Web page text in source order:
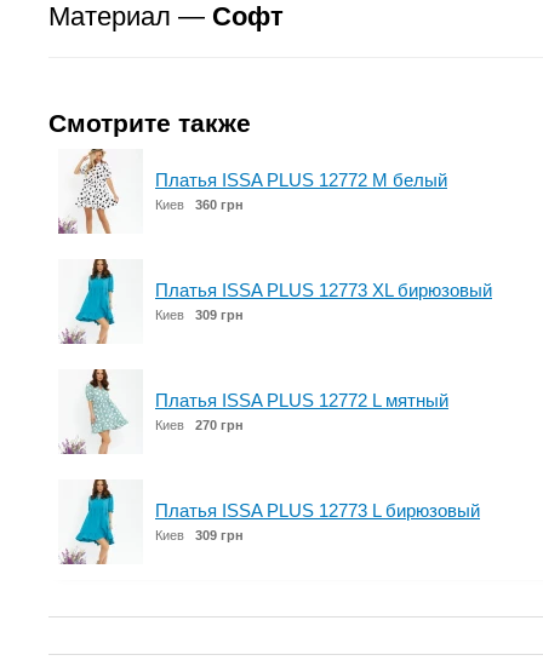
Материал — Софт
Смотрите также
Платья ISSA PLUS 12772 M белый
Киев 360 грн
Платья ISSA PLUS 12773 XL бирюзовый
Киев 309 грн
Платья ISSA PLUS 12772 L мятный
Киев 270 грн
Платья ISSA PLUS 12773 L бирюзовый
Киев 309 грн